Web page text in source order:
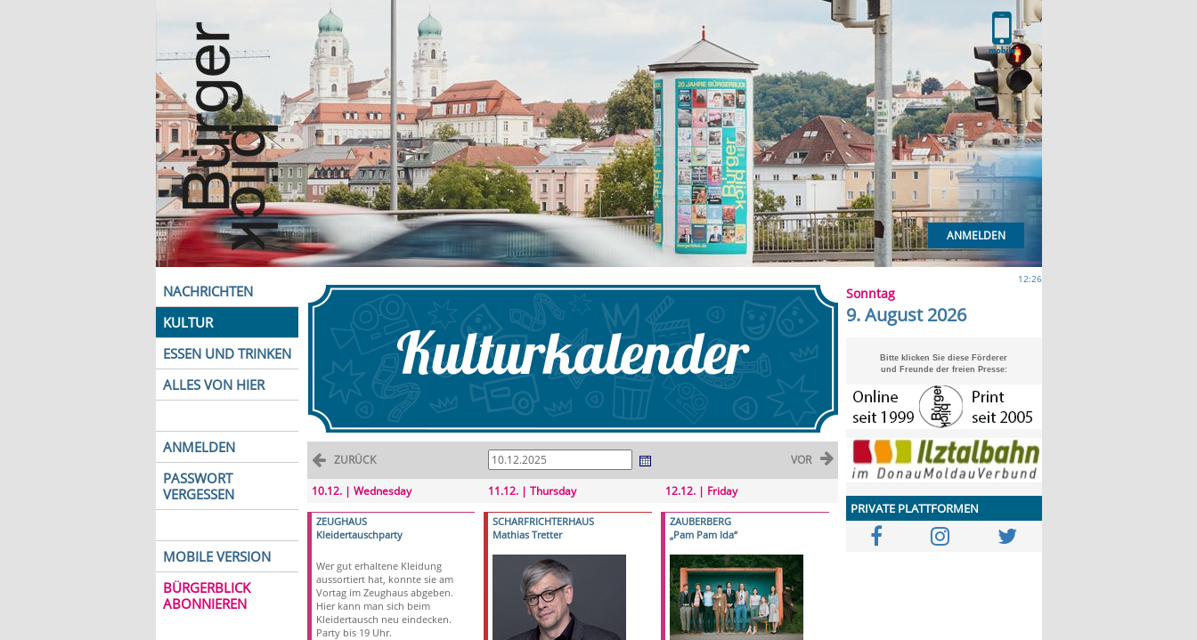
ANMELDEN
NACHRICHTEN
KULTUR
ESSEN UND TRINKEN
ALLES VON HIER
ANMELDEN
PASSWORT
VERGESSEN
MOBILE VERSION
BÜRGERBLICK
ABONNIEREN
ZURÜCK VOR
10.12. | Wednesday
ZEUGHAUS
Kleidertauschparty
Wer gut erhaltene Kleidung
aussortiert hat, konnte sie am
Vortag im Zeughaus abgeben.
Hier kann man sich beim
Kleidertausch neu eindecken.
Party bis 19 Uhr.
11.12. | Thursday
SCHARFRICHTERHAUS
Mathias Tretter
12.12. | Friday
ZAUBERBERG
„Pam Pam Ida“
12:26
Sonntag
9. August 2026
Bitte klicken Sie diese Förderer
und Freunde der freien Presse:
PRIVATE PLATTFORMEN